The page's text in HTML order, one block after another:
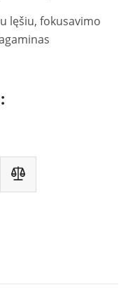
lęšiu, fokusavimo